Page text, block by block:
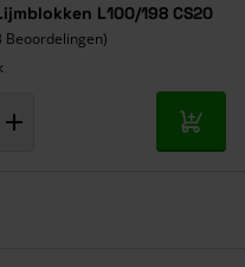
L100/198 CS20
Beoordelingen)
In